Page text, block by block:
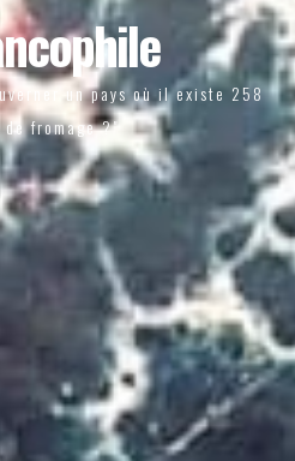
un pays où il existe 258
fromage ?"